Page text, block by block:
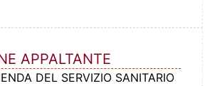
APPALTANTE
DEL SERVIZIO SANITARIO